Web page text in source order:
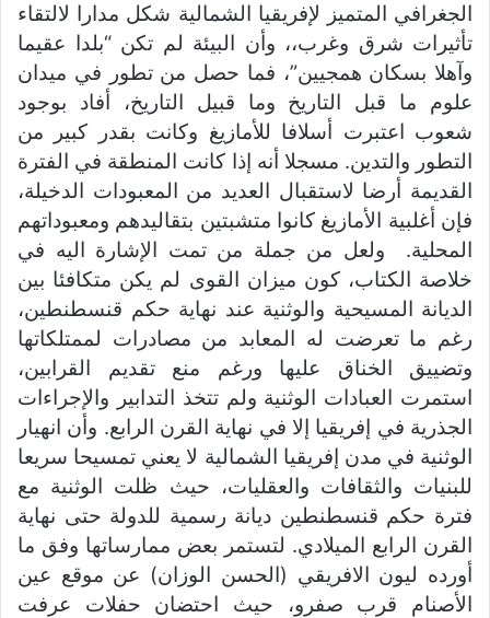
الجغرافي المتميز لإفريقيا الشمالية شكل مدارا لالتقاء
تأثيرات شرق وغرب،، وأن البيئة لم تكن “بلدا عقيما
وآهلا بسكان همجيين”، فما حصل من تطور في ميدان
علوم ما قبل التاريخ وما قبيل التاريخ، أفاد بوجود
شعوب اعتبرت أسلافا للأمازيغ وكانت بقدر كبير من
التطور والتدين. مسجلا أنه إذا كانت المنطقة في الفترة
القديمة أرضا لاستقبال العديد من المعبودات الدخيلة،
فإن أغلبية الأمازيغ كانوا متشبتين بتقاليدهم ومعبوداتهم
المحلية. ولعل من جملة من تمت الإشارة اليه في
خلاصة الكتاب، كون ميزان القوى لم يكن متكافئا بين
الديانة المسيحية والوثنية عند نهاية حكم قنسطنطين،
رغم ما تعرضت له المعابد من مصادرات لممتلكاتها
وتضييق الخناق عليها ورغم منع تقديم القرابين،
استمرت العبادات الوثنية ولم تتخذ التدابير والإجراءات
الجذرية في إفريقيا إلا في نهاية القرن الرابع. وأن انهيار
الوثنية في مدن إفريقيا الشمالية لا يعني تمسيحا سريعا
للبنيات والثقافات والعقليات، حيث ظلت الوثنية مع
فترة حكم قنسطنطين ديانة رسمية للدولة حتى نهاية
القرن الرابع الميلادي. لتستمر بعض ممارساتها وفق ما
أورده ليون الافريقي (الحسن الوزان) عن موقع عين
الأصنام قرب صفرو، حيث احتضان حفلات عرفت